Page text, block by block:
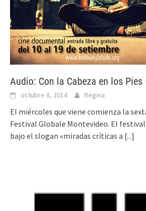
Audio: Con la Cabeza en los
octubre 8, 2014 Regina
El miércoles que viene comienza la
Festival Globale Montevideo. El
bajo el slogan «miradas críticas a [...]